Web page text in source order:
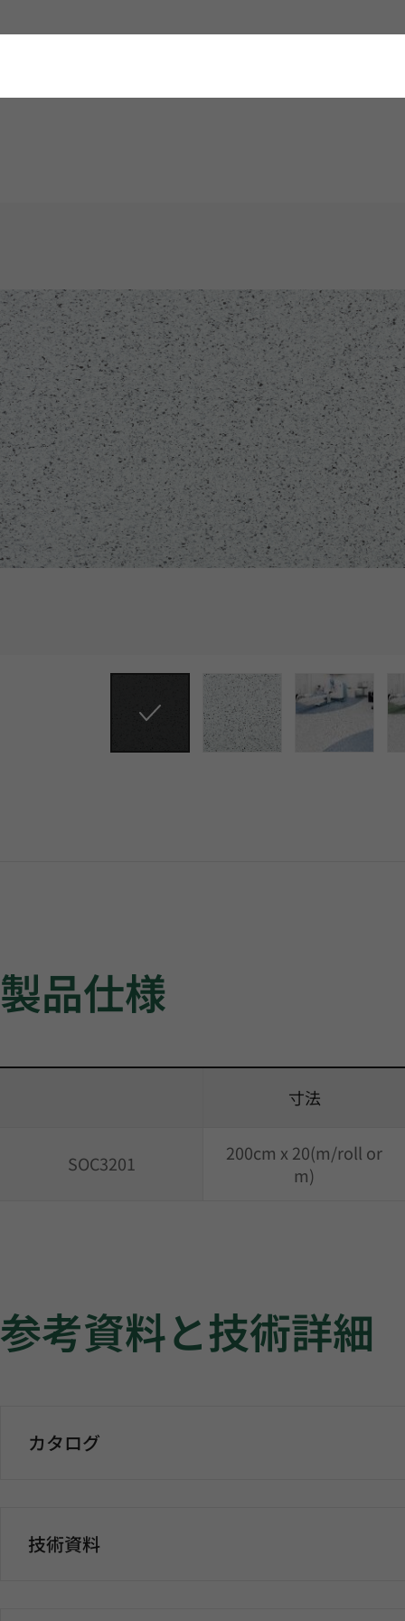
製品仕様
寸法
SOC3201
200cm x 20(m/roll or
m)
参考資料と技術詳細
カタログ
技術資料